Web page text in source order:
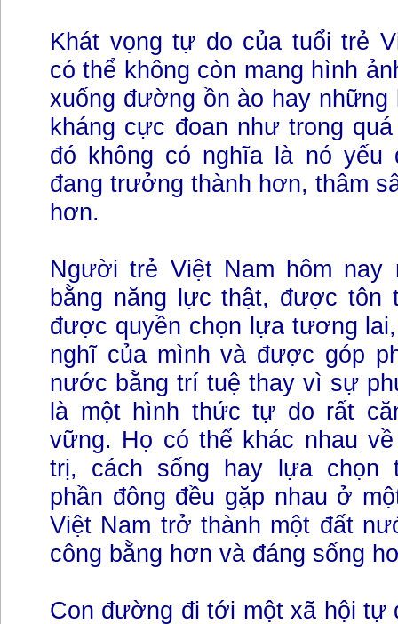
Khát vọng tự do của tuổi trẻ
có thể không còn mang hình
xuống đường ồn ào hay những
kháng cực đoan như trong
đó không có nghĩa là nó yếu
đang trưởng thành hơn, thâm
hơn.
Người trẻ Việt Nam hôm nay
bằng năng lực thật, được tôn
được quyền chọn lựa tương
nghĩ của mình và được góp
nước bằng trí tuệ thay vì sự
là một hình thức tự do rất
vững. Họ có thể khác nhau
trị, cách sống hay lựa chọn
phần đông đều gặp nhau ở
Việt Nam trở thành một đất
công bằng hơn và đáng sống
Con đường đi tới một xã hội tự